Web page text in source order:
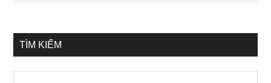
TÌM KIẾM